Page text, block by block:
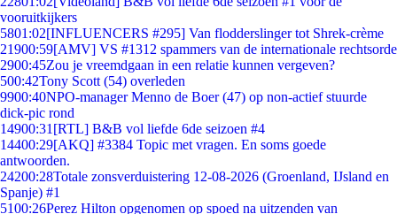
vooruitkijkers
5801:02[INFLUENCERS #295] Van flodderslinger tot Shrek-crème
21900:59[AMV] VS #1312 spammers van de internationale rechtsorde
2900:45Zou je vreemdgaan in een relatie kunnen vergeven?
500:42Tony Scott (54) overleden
9900:40NPO-manager Menno de Boer (47) op non-actief stuurde
dick-pic rond
14900:31 [RTL] B&B vol liefde 6de seizoen #4
14400:29[AKQ] #3384 Topic met vragen. En soms goede
antwoorden.
24200:28Totale zonsverduistering 12-08-2026 (Groenland, IJsland en
Spanje) #1
5100:26Perez Hilton opgenomen op spoed na uitzenden van